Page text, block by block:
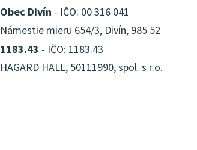
Obec Divín - IČO: 00 316 041
Námestie mieru 654/3, Divín, 985 52
1183.43 - IČO: 1183.43
HAGARD HALL, 50111990, spol. s r.o.